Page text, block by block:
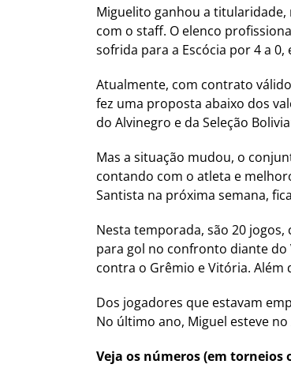
Miguelito ganhou a
com o staff. O elenco
sofrida para a Escócia por 4 a
Atualmente, com contrato
fez uma proposta abaixo dos
do Alvinegro e da Seleção
Mas a situação mudou, o
contando com o atleta e
Santista na próxima semana,
Nesta temporada, são 20
para gol no confronto diante do
contra o Grêmio e Vitória. Além
Dos jogadores que estavam
No último ano, Miguel esteve no
Veja os números (em torneios